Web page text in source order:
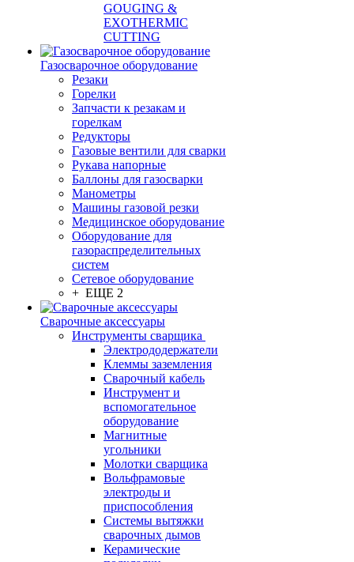
GOUGING &
EXOTHERMIC
CUTTING
Газосварочное оборудование
Резаки
Горелки
Запчасти к резакам и
горелкам
Редукторы
Газовые вентили для сварки
Рукава напорные
Баллоны для газосварки
Манометры
Машины газовой резки
Медицинское оборудование
Оборудование для
газораспределительных
систем
Сетевое оборудование
+ ЕЩЕ 2
Сварочные аксессуары
Инструменты сварщика
Электрододержатели
Клеммы заземления
Сварочный кабель
Инструмент и
вспомогательное
оборудование
Магнитные
угольники
Молотки сварщика
Вольфрамовые
электроды и
приспособления
Системы вытяжки
сварочных дымов
Керамические